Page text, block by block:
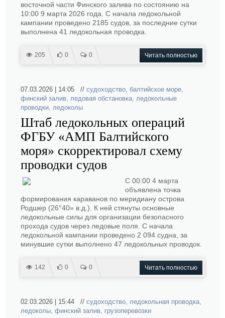
восточной части Финского залива по состоянию на
10:00 9 марта 2026 года. С начала ледокольной
кампании проведено 2185 судов, за последние сутки
выполнена 41 ледокольная проводка.
205 0 0 Читать полностью
07.03.2026 | 14:05 // судоходство, балтийское море,
финский залив, ледовая обстановка, ледокольные
проводки, ледоколы
Штаб ледокольных операций
ФГБУ «АМП Балтийского
моря» скорректировал схему
проводки судов
С 00:00 4 марта
объявлена точка
формирования караванов по меридиану острова
Родшер (26°40» в.д.). К ней стянуты основные
ледокольные силы для организации безопасного
прохода судов через ледовые поля. С начала
ледокольной кампании проведено 2 094 судна, за
минувшие сутки выполнено 47 ледокольных проводок.
142 0 0 Читать полностью
02.03.2026 | 15:44 // судоходство, ледокольная проводка,
ледоколы, финский залив, грузоперевозки